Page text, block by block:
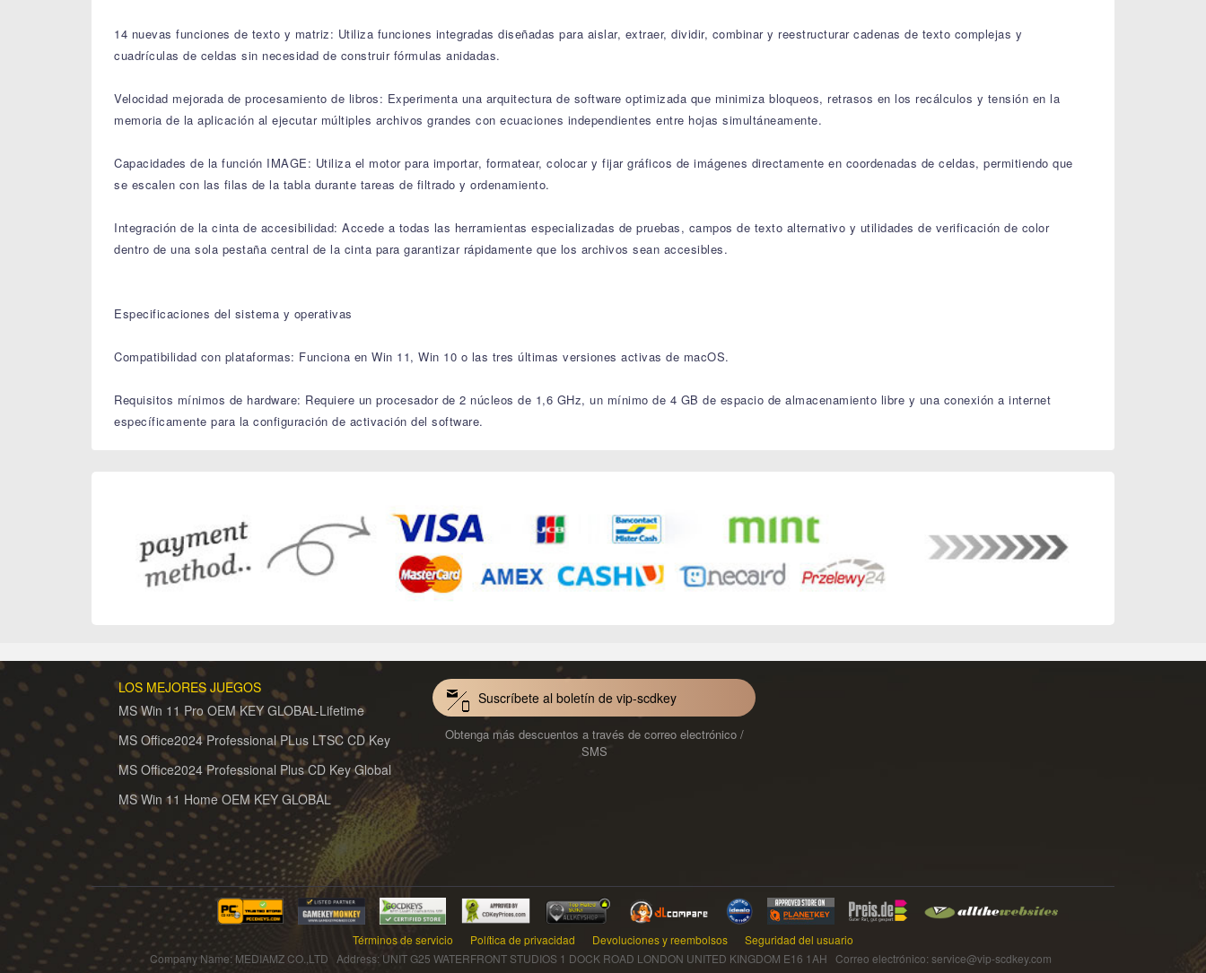
14 nuevas funciones de texto y matriz: Utiliza funciones integradas diseñadas para aislar, extraer, dividir, combinar y reestructurar cadenas de texto complejas y
cuadrículas de celdas sin necesidad de construir fórmulas anidadas.
Velocidad mejorada de procesamiento de libros: Experimenta una arquitectura de software optimizada que minimiza bloqueos, retrasos en los recálculos y tensión en la
memoria de la aplicación al ejecutar múltiples archivos grandes con ecuaciones independientes entre hojas simultáneamente.
Capacidades de la función IMAGE: Utiliza el motor para importar, formatear, colocar y fijar gráficos de imágenes directamente en coordenadas de celdas, permitiendo que
se escalen con las filas de la tabla durante tareas de filtrado y ordenamiento.
Integración de la cinta de accesibilidad: Accede a todas las herramientas especializadas de pruebas, campos de texto alternativo y utilidades de verificación de color
dentro de una sola pestaña central de la cinta para garantizar rápidamente que los archivos sean accesibles.
Especificaciones del sistema y operativas
Compatibilidad con plataformas: Funciona en Win 11, Win 10 o las tres últimas versiones activas de macOS.
Requisitos mínimos de hardware: Requiere un procesador de 2 núcleos de 1,6 GHz, un mínimo de 4 GB de espacio de almacenamiento libre y una conexión a internet
específicamente para la configuración de activación del software.
LOS MEJORES JUEGOS
MS Win 11 Pro OEM KEY GLOBAL-Lifetime
MS Office2024 Professional PLus LTSC CD Key
MS Office2024 Professional Plus CD Key Global
MS Win 11 Home OEM KEY GLOBAL
Suscríbete al boletín de vip-scdkey
Obtenga más descuentos a través de correo electrónico /
SMS
Términos de servicio Política de privacidad Devoluciones y reembolsos
Seguridad del usuario
Company Name: MEDIAMZ CO.,LTD Address: UNIT G25 WATERFRONT STUDIOS 1 DOCK ROAD LONDON UNITED KINGDOM E16 1AH Correo electrónico: service@vip-scdkey.com